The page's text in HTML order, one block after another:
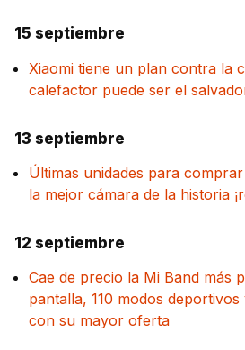
15 septiembre
Xiaomi tiene un plan contra la
calefactor puede ser el
13 septiembre
Últimas unidades para
la mejor cámara de la historia
12 septiembre
Cae de precio la Mi Band más
pantalla, 110 modos
con su mayor oferta